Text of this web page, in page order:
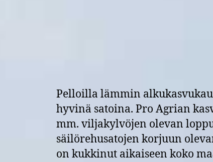
Pelloilla lämmin
hyvinä satoina. Pro Agrian
mm. viljakylvöjen olevan
säilörehusatojen korjuun
on kukkinut aikaiseen koko